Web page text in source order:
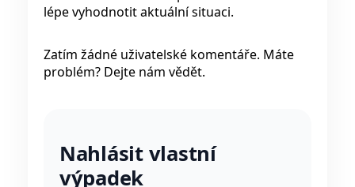
lépe vyhodnotit aktuální situaci.
Zatím žádné uživatelské komentáře. Máte
problém? Dejte nám vědět.
Nahlásit vlastní
výpadek